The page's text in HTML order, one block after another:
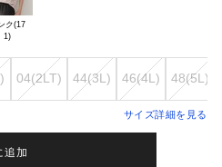
ク(17
04(2LT) 44(3L) 46(4L) 48(5L)
サイズ詳細を見る
追加